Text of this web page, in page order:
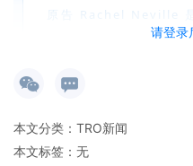
请登录
原告 Rachel Neville
蹈团体和编辑出版物创
的想象力，并将他们
及知名舞蹈服装品牌。
本文分类： TRO新闻
本文标签：无